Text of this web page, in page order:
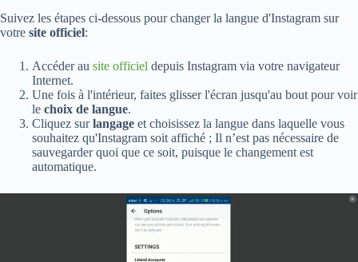
Suivez les étapes ci-dessous pour changer la langue d'Instagram sur
votre site officiel:
Accéder au site officiel depuis Instagram via votre navigateur
Internet.
Une fois à l'intérieur, faites glisser l'écran jusqu'au bout pour voir
le choix de langue.
Cliquez surlangage et choisissez la langue dans laquelle vous
souhaitez qu'Instagram soit affiché ; Il n’est pas nécessaire de
sauvegarder quoi que ce soit, puisque le changement est
automatique.